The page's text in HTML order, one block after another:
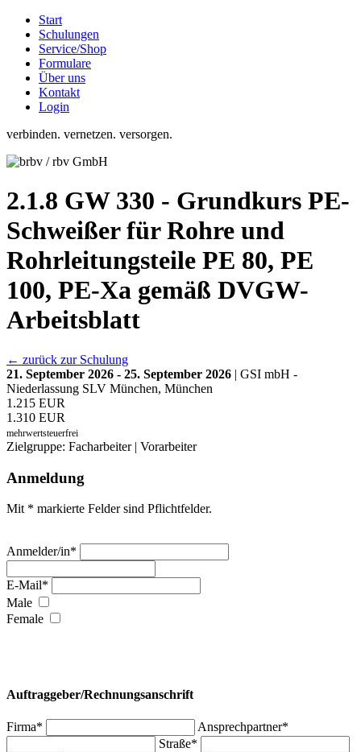
Start
Schulungen
Service/Shop
Formulare
Über uns
Kontakt
Login
verbinden. vernetzen. versorgen.
2.1.8 GW 330 - Grundkurs PE-
Schweißer für Rohre und
Rohrleitungsteile PE 80, PE
100, PE-Xa gemäß DVGW-
Arbeitsblatt
← zurück zur Schulung
21. September 2026 - 25. September 2026 | GSI mbH -
Niederlassung SLV München, München
1.215 EUR
1.310 EUR
mehrwertsteuerfrei
Zielgruppe: Facharbeiter | Vorarbeiter
Anmeldung
Mit * markierte Felder sind Pflichtfelder.
Anmelder/in*
E-Mail*
Male
Female
Auftraggeber/Rechnungsanschrift
Firma*
Ansprechpartner*
Straße*